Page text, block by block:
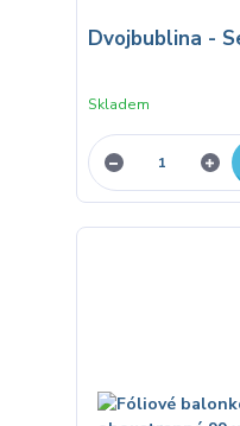
Dvojbublina -
Skladem